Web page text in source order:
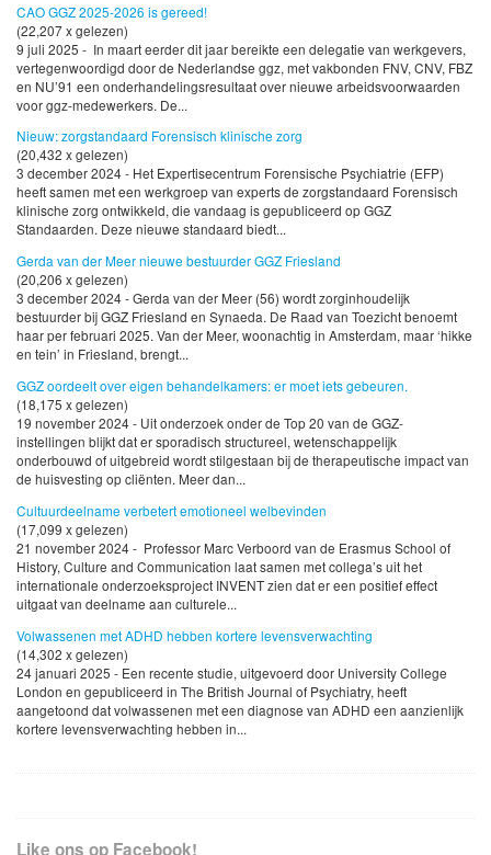
CAO GGZ 2025-2026 is gereed!
(22,207 x gelezen)
9 juli 2025 - In maart eerder dit jaar bereikte een delegatie van werkgevers,
vertegenwoordigd door de Nederlandse ggz, met vakbonden FNV, CNV, FBZ
en NU’91 een onderhandelingsresultaat over nieuwe arbeidsvoorwaarden
voor ggz-medewerkers. De...
Nieuw: zorgstandaard Forensisch klinische zorg
(20,432 x gelezen)
3 december 2024 - Het Expertisecentrum Forensische Psychiatrie (EFP)
heeft samen met een werkgroep van experts de zorgstandaard Forensisch
klinische zorg ontwikkeld, die vandaag is gepubliceerd op GGZ
Standaarden. Deze nieuwe standaard biedt...
Gerda van der Meer nieuwe bestuurder GGZ Friesland
(20,206 x gelezen)
3 december 2024 - Gerda van der Meer (56) wordt zorginhoudelijk
bestuurder bij GGZ Friesland en Synaeda. De Raad van Toezicht benoemt
haar per februari 2025. Van der Meer, woonachtig in Amsterdam, maar ‘hikke
en tein’ in Friesland, brengt...
GGZ oordeelt over eigen behandelkamers: er moet iets gebeuren.
(18,175 x gelezen)
19 november 2024 - Uit onderzoek onder de Top 20 van de GGZ-
instellingen blijkt dat er sporadisch structureel, wetenschappelijk
onderbouwd of uitgebreid wordt stilgestaan bij de therapeutische impact van
de huisvesting op cliënten. Meer dan...
Cultuurdeelname verbetert emotioneel welbevinden
(17,099 x gelezen)
21 november 2024 - Professor Marc Verboord van de Erasmus School of
History, Culture and Communication laat samen met collega’s uit het
internationale onderzoeksproject INVENT zien dat er een positief effect
uitgaat van deelname aan culturele...
Volwassenen met ADHD hebben kortere levensverwachting
(14,302 x gelezen)
24 januari 2025 - Een recente studie, uitgevoerd door University College
London en gepubliceerd in The British Journal of Psychiatry, heeft
aangetoond dat volwassenen met een diagnose van ADHD een aanzienlijk
kortere levensverwachting hebben in...
Like ons op Facebook!